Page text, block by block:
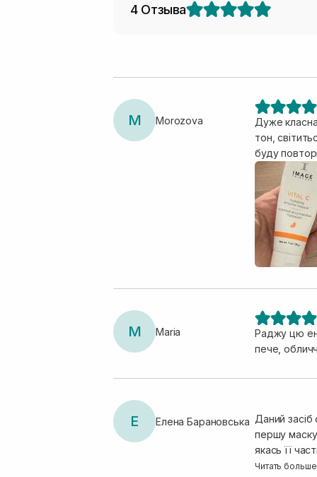
4 Отзыва
M Morozova
Дуже
тон,
буду
M Maria
Раджу цю
пече,
Е Елена Барановська Даний засіб
першу
якась її
цитрусовий
Читать больше